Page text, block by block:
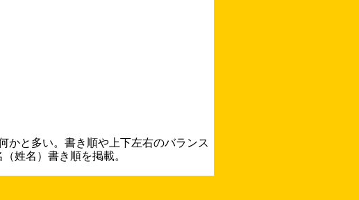
かと多い。書き順や上下左右のバランス
姓名）書き順を掲載。